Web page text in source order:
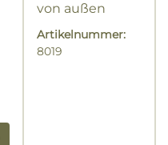
von außen
eingelegen
220 mm
Artikelnummer:
8019